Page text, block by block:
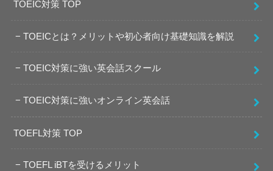
TOEIC対策 TOP
TOEICとは？メリットや初心者向け基礎知識を解説
TOEIC対策に強い英会話スクール
TOEIC対策に強いオンライン英会話
TOEFL対策 TOP
TOEFL iBTを受けるメリット